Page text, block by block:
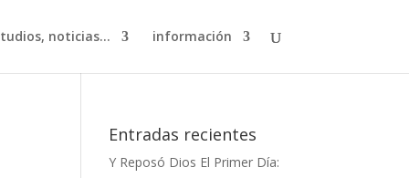
noticias… información
Entradas recientes
Y Reposó Dios El Primer Día: